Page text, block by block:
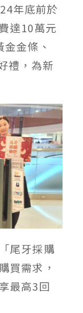
年底前於
達10萬元
金條、
禮，為新
尾牙採購
買需求，
最高3回